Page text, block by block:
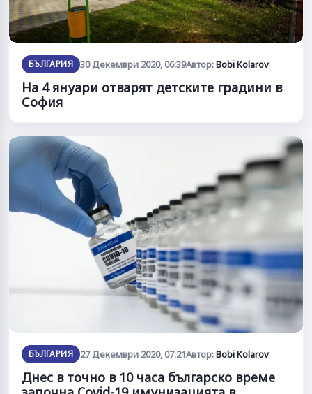
БЪЛГАРИЯ 30 Декември 2020, 06:39Автор:Bobi Kolarov
На 4 януари отварят детските градини в
София
БЪЛГАРИЯ 27 Декември 2020, 07:21Автор:Bobi Kolarov
Днес в точно в 10 часа българско време